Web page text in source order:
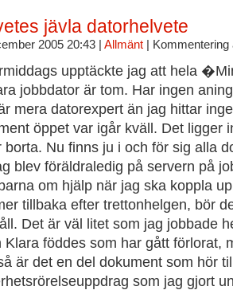
jävla datorhelvete
2005 20:43 | Allmänt| Kommentering
upptäckte jag att hela
jobbdator är tom. Har ingen
mera datorexpert än jag hittar
öppet var igår kväll. Det ligger
borta. Nu finns ju i och för sig alla
blev föräldraledig på servern på
om hjälp när jag ska koppla
tillbaka efter trettonhelgen, bör
Det är väl litet som jag jobbade
Klara föddes som har gått förlorat,
är det en del dokument som hör
som jag gjort